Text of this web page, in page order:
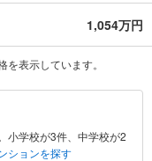
1,054万円
表示しています。
小学校が3件、中学校が2
ションを探す